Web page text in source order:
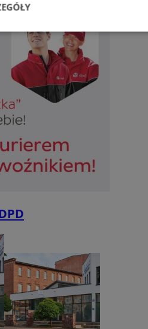
Wydajność
Niesklasyfikowane
Targetowanie
sosnowiecki.pl
sosnowiecki.pl
sosnowiecki.pl